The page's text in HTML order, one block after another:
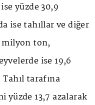
yüzde 30,9
ise tahıllar ve diğer
ton,
ise 19,6
tarafına
yüzde 13,7 azalarak